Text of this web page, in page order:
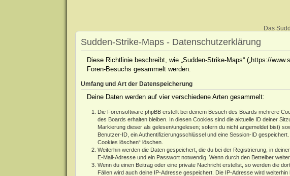
Das
Sudden-Strike-Maps - Datenschutzerklärung
Diese Richtlinie beschreibt, wie „Sudden-Strike-Maps“ („https://
Foren-Besuchs gesammelt werden.
Umfang und Art der Datenspeicherung
Deine Daten werden auf vier verschiedene Arten gesammelt:
Die Forensoftware phpBB erstellt bei deinem Besuch des Boards mehrere
des Boards erhalten bleiben. In diesen Cookies sind die aktuelle ID deiner
Markierung dieser als gelesen/ungelesen; sofern du nicht angemeldet bist)
Benutzer-ID, ein Authentifizierungsschlüssel und eine Session-ID
Cookies löschen“ löschen.
Weiterhin werden die Daten gespeichert, die du bei der Registrierung, in
E-Mail-Adresse und ein Passwort notwendig. Wenn durch den Betreiber
Wenn du einen Beitrag oder eine private Nachricht erstellst, so werden die
Fällen wird auch deine IP-Adresse gespeichert. Die IP-Adresse wird